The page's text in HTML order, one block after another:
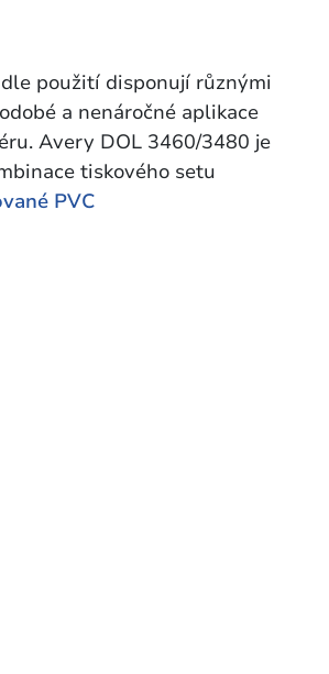
použití disponují různými
a nenáročné aplikace
Avery DOL 3460/3480 je
tiskového setu
PVC